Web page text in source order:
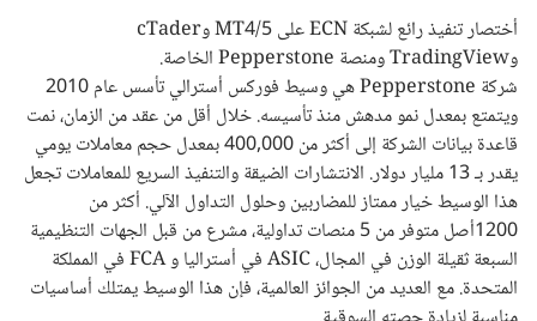
أختصار تنفيذ رائع لشبكة ECN على MT4/5 وcTader
وTradingView ومنصة Pepperstone الخاصة.
شركة Pepperstone هي وسيط فوركس أسترالي تأسس عام 2010
ويتمتع بمعدل نمو مدهش منذ تأسيسه. خلال أقل من عقد من الزمان، نمت
قاعدة بيانات الشركة إلى أكثر من 400,000 بمعدل حجم معاملات يومي
يقدر بـ 13 مليار دولار. الانتشارات الضيقة والتنفيذ السريع للمعاملات تجعل
هذا الوسيط خيار ممتاز للمضاربين وحلول التداول الآلي. أكثر من
1200أصل متوفر من 5 منصات تداولية، مشرع من قبل الجهات التنظيمية
السبعة ثقيلة الوزن في المجال، ASIC في أستراليا و FCA في المملكة
المتحدة. مع العديد من الجوائز العالمية، فإن هذا الوسيط يمتلك أساسيات